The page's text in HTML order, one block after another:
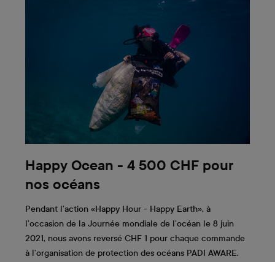
Happy Ocean - 4 500 CHF pour
nos océans
Pendant l’action «Happy Hour - Happy Earth», à
l’occasion de la Journée mondiale de l’océan le 8 juin
2021, nous avons reversé CHF 1 pour chaque commande
à l’organisation de protection des océans PADI AWARE.